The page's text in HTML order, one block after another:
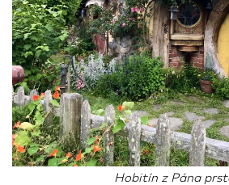
Hobitín z Pána